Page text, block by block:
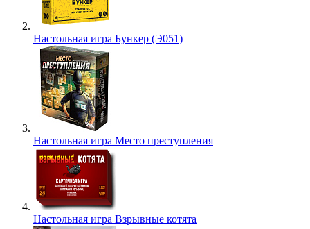
Настольная игра Бункер (Э051)
Настольная игра Место преступления
Настольная игра Взрывные котята